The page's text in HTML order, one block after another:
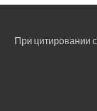
При цитировании